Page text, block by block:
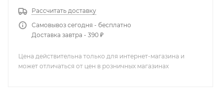
Рассчитать доставку
Самовывоз сегодня - бесплатно
Доставка завтра - 390 ₽
Цена действительна только для интернет-магазина и
может отличаться от цен в розничных магазинах